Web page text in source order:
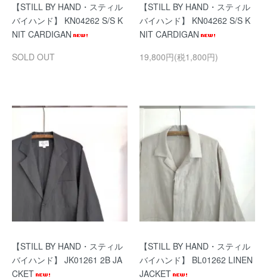
【STILL BY HAND・スティル
バイハンド】 KN04262 S/S K
NIT CARDIGAN
SOLD OUT
【STILL BY HAND・スティル
バイハンド】 KN04262 S/S K
NIT CARDIGAN
19,800円(税1,800円)
【STILL BY HAND・スティル
バイハンド】 JK01261 2B JA
CKET
【STILL BY HAND・スティル
バイハンド】 BL01262 LINEN
JACKET